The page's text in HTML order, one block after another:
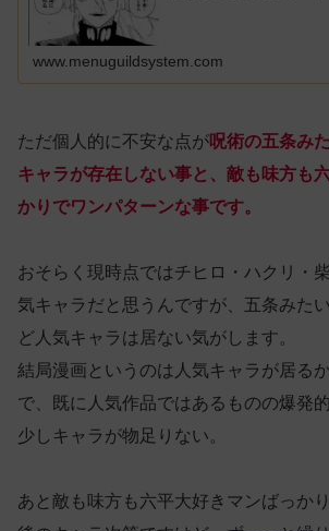
www.menuguildsystem.com
ただ個人的に不安な点が呪術の五条み
キャラが存在しない事と、敵も味方も
かりでワンパターンな事です。
おそらく現時点ではチヒロ・ハクリ・
気キャラだと思うんですが、五条みた
ど人気キャラは居ない気がします。
結局漫画というのは人気キャラが居る
で、既に人気作品ではあるものの爆発
少しキャラが物足りない。
あと敵も味方も六平大好きマンばっか